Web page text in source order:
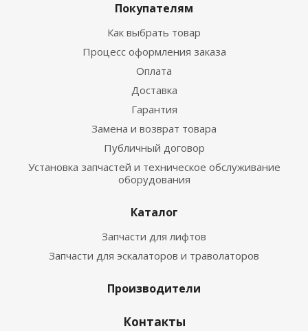
Покупателям
Как выбрать товар
Процесс оформления заказа
Оплата
Доставка
Гарантия
Замена и возврат товара
Публичный договор
Установка запчастей и техническое обслуживание
оборудования
Каталог
Запчасти для лифтов
Запчасти для эскалаторов и траволаторов
Производители
Контакты